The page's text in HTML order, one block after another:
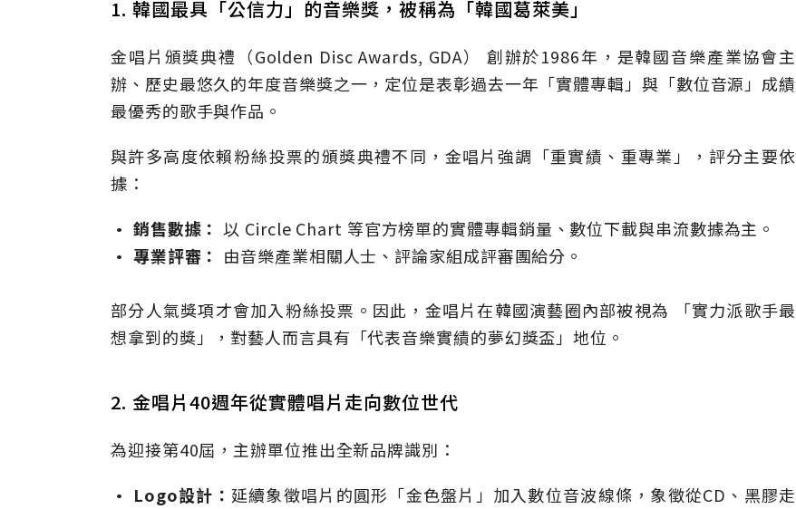
1. 韓國最具「公信力」的音樂獎，被稱為「韓國葛萊美」
金唱片頒獎典禮（Golden Disc Awards, GDA） 創辦於1986年，是韓國音樂產業協會主
辦、歷史最悠久的年度音樂獎之一，定位是表彰過去一年「實體專輯」與「數位音源」成績
最優秀的歌手與作品。
與許多高度依賴粉絲投票的頒獎典禮不同，金唱片強調「重實績、重專業」，評分主要依
據：
• 銷售數據： 以 Circle Chart 等官方榜單的實體專輯銷量、數位下載與串流數據為主。
• 專業評審： 由音樂產業相關人士、評論家組成評審團給分。
部分人氣獎項才會加入粉絲投票。因此，金唱片在韓國演藝圈內部被視為 「實力派歌手最
想拿到的獎」，對藝人而言具有「代表音樂實績的夢幻獎盃」地位。
2. 金唱片40週年從實體唱片走向數位世代
為迎接第40屆，主辦單位推出全新品牌識別：
• Logo設計： 延續象徵唱片的圓形「金色盤片」加入數位音波線條，象徵從CD、黑膠走